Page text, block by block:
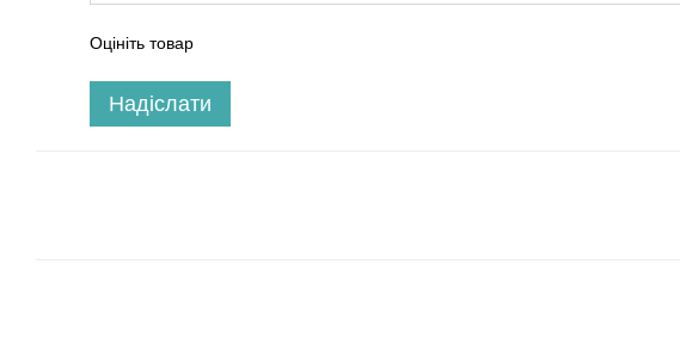
Оцініть товар
Надіслати